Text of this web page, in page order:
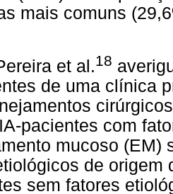
mais comuns
et al.18
de uma clínica
pacientes com
mucoso (EM)
de origem
sem fatores